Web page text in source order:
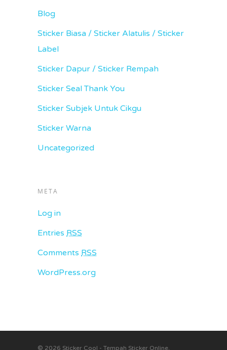
Blog
Sticker Biasa / Sticker Alatulis / Sticker
Label
Sticker Dapur / Sticker Rempah
Sticker Seal Thank You
Sticker Subjek Untuk Cikgu
Sticker Warna
Uncategorized
META
Log in
Entries RSS
Comments RSS
WordPress.org
© 2026 Sticker Cool - Tempah Sticker Online.